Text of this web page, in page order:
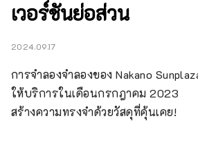
เวอร์ชันย่อส่วน
2024.09.17
การจำลองจำลองของ Nakano
ให้บริการในเดือนกรกฎาคม 2023
สร้างความทรงจำด้วยวัสดุที่คุ้นเคย!